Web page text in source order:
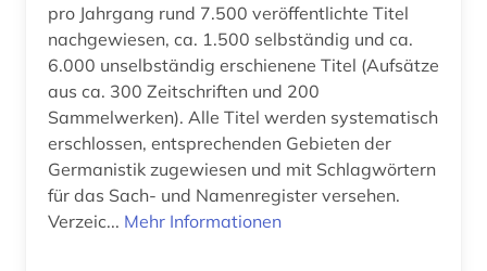
pro Jahrgang rund 7.500 veröffentlichte Titel
nachgewiesen, ca. 1.500 selbständig und ca.
6.000 unselbständig erschienene Titel (Aufsätze
aus ca. 300 Zeitschriften und 200
Sammelwerken). Alle Titel werden systematisch
erschlossen, entsprechenden Gebieten der
Germanistik zugewiesen und mit Schlagwörtern
für das Sach- und Namenregister versehen.
Verzeic... Mehr Informationen